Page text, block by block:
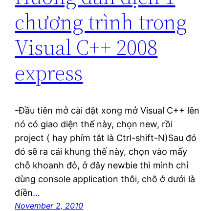
chương trình trong
Visual C++ 2008
express
-Đầu tiên mở cài đặt xong mở Visual C++ lên
nó có giao diện thế này, chọn new, rồi
project ( hay phím tắt là Ctrl-shift-N)Sau đó
đó sẽ ra cái khung thế này, chọn vào mấy
chỗ khoanh đỏ, ở đây newbie thì mình chỉ
dùng console application thôi, chỗ ở dưới là
điền…
November 2, 2010